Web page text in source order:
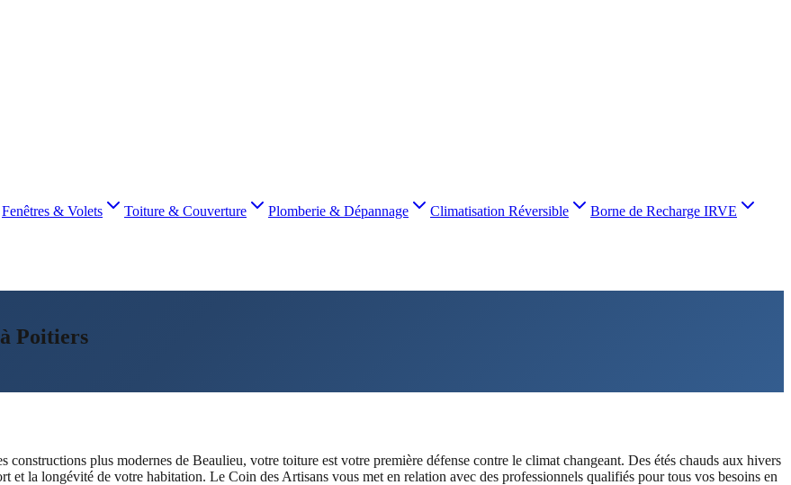
Fenêtres & Volets Toiture & Couverture Plomberie & Dépannage Climatisation Réversible
Borne de Recharge IRVE
Poitiers
plus modernes de Beaulieu, votre toiture est votre première défense contre le climat changeant. Des étés chauds aux hivers
et la longévité de votre habitation. Le Coin des Artisans vous met en relation avec des professionnels qualifiés pour tous vos besoins en